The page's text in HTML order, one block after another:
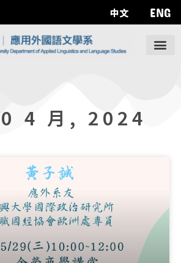
中文 ENG
4 月, 2024